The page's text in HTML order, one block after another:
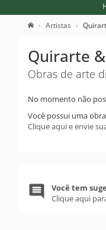
Artistas
Quirarte
Obras de arte
No momento não
Você possui uma
Clique aqui e envie
Você tem
Clique aqui